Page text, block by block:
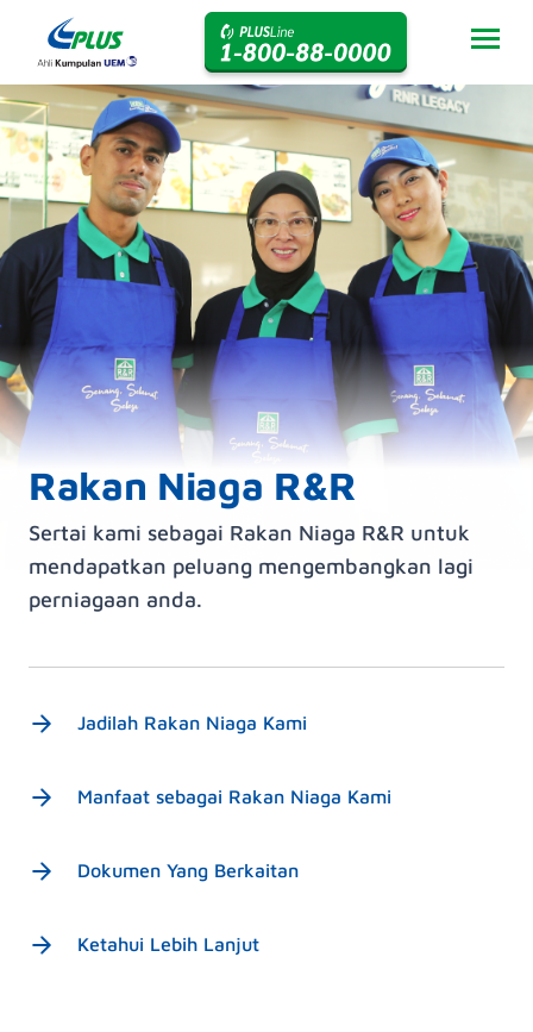
Rakan Niaga R&R
Sertai kami sebagai Rakan Niaga R&R untuk
mendapatkan peluang mengembangkan lagi
perniagaan anda.
Jadilah Rakan Niaga Kami
Manfaat sebagai Rakan Niaga Kami
Dokumen Yang Berkaitan
Ketahui Lebih Lanjut